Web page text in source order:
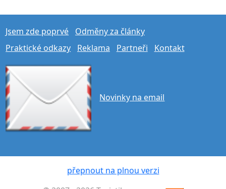
Jsem zde poprvé
Odměny za články
Praktické odkazy
Reklama Partneři Kontakt
Novinky na email
přepnout na plnou verzi